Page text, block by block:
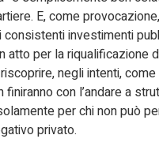
E, come
investimenti
atto per la riqualificazione
negli intenti,
finiranno con l’andare a
per chi non può
privato.